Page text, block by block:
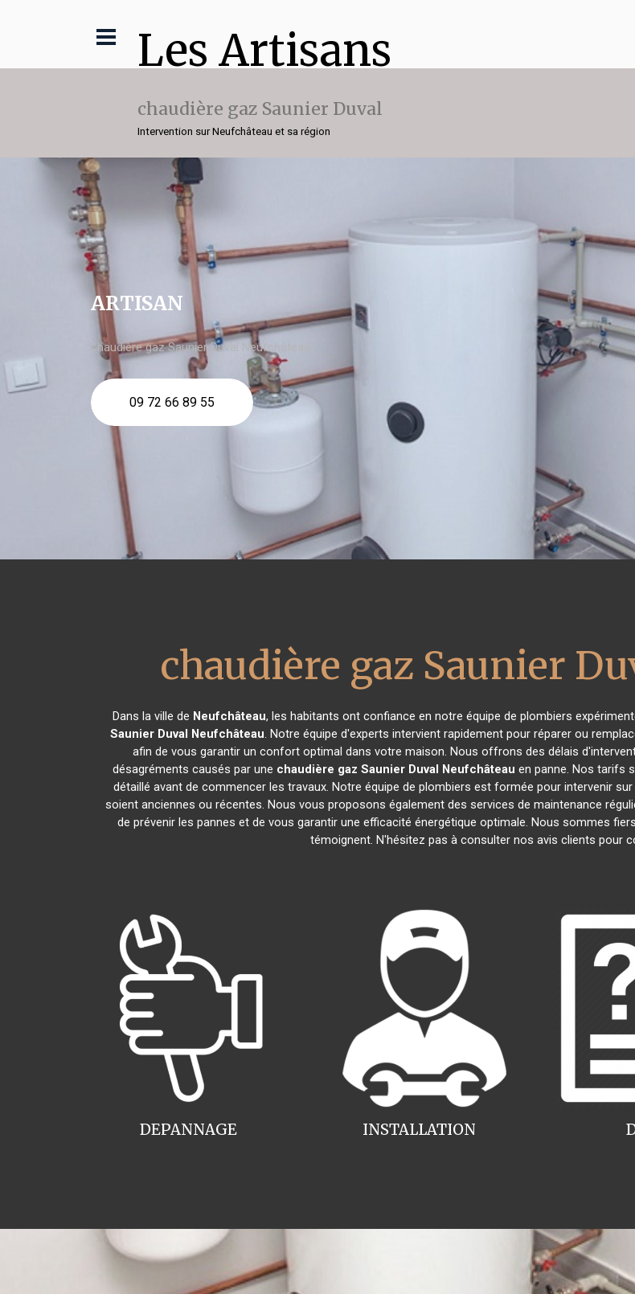
Les Artisans
chaudière gaz Saunier Duval
Intervention sur Neufchâteau et sa région
ARTISAN
chaudière gaz Saunier Duval Neufchâteau
09 72 66 89 55
chaudière gaz Saunier
Dans la ville de Neufchâteau, les habitants ont confiance en notre équipe de plombiers
Saunier Duval Neufchâteau. Notre équipe d'experts intervient rapidement pour réparer ou
afin de vous garantir un confort optimal dans votre maison. Nous offrons des délais
désagréments causés par une chaudière gaz Saunier Duval Neufchâteau en panne. Nos tarifs
détaillé avant de commencer les travaux. Notre équipe de plombiers est formée pour intervenir
soient anciennes ou récentes. Nous vous proposons également des services de maintenance
de prévenir les pannes et de vous garantir une efficacité énergétique optimale. Nous sommes
témoignent. N'hésitez pas à consulter nos avis clients pour
INSTALLATION
DEPANNAGE